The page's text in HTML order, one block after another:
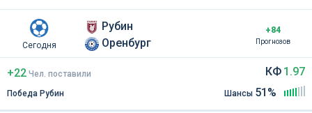
Сегодня
Рубин
Оренбург
+84
Прогнозов
+22 Чел. поставили
Победа Рубин
КФ 1.97
Шансы 51%